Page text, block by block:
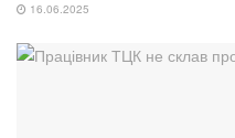
16.06.2025